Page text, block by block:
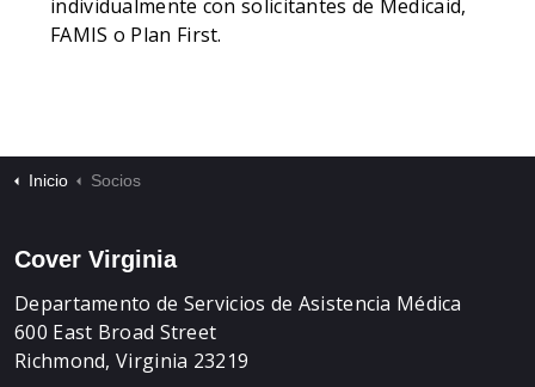
individualmente con solicitantes de Medicaid,
FAMIS o Plan First.
Inicio Socios
Cover Virginia
Departamento de Servicios de Asistencia Médica
600 East Broad Street
Richmond, Virginia 23219